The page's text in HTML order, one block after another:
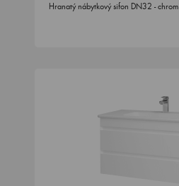
Hranatý nábytkový sifon DN32 - chrom